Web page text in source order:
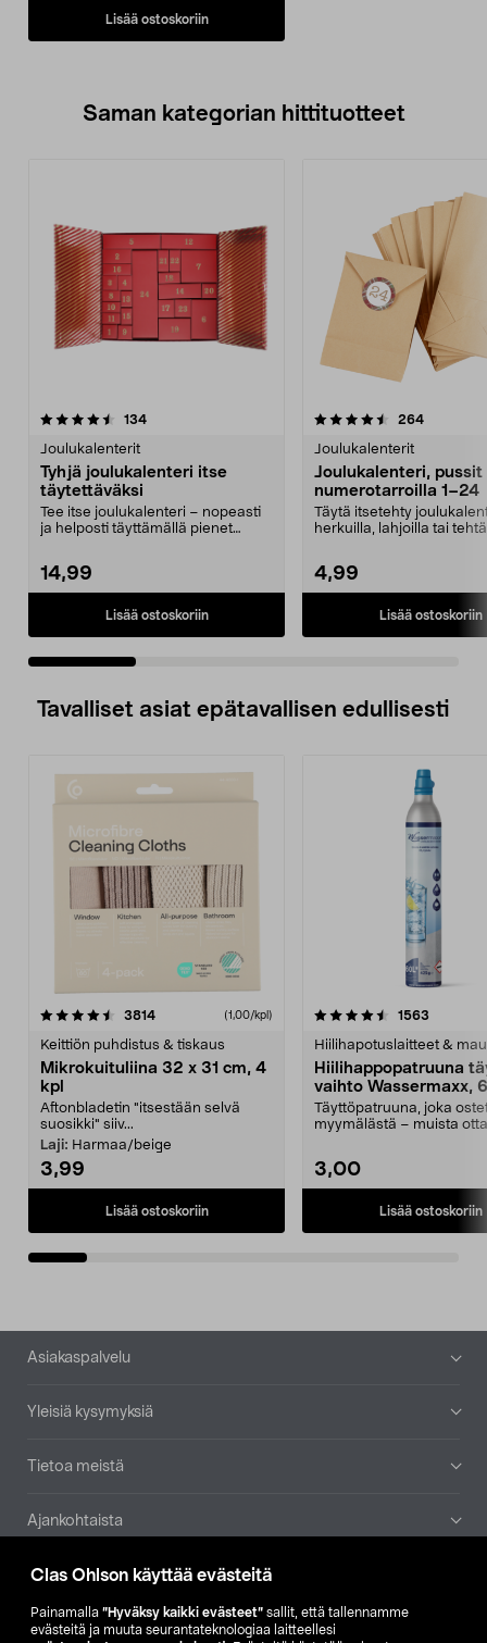
Clas Ohlson käyttää evästeitä
Painamalla ”Hyväksy kaikki evästeet” sallit, että tallennamme
evästeitä ja muuta seurantateknologiaa laitteellesi
Lisää ostoskoriin
Saman kategorian hittituotteet
134arvostelut
Joulukalenterit
Tyhjä joulukalenteri itse
täytettäväksi
Tee itse joulukalenteri – nopeasti
ja helposti täyttämällä pienet
14,99
Lisää ostoskoriin
4.5 viidestä
264arvostelut
Joulukalenterit
Joulukalenteri, pussit
numerotarroilla 1–24
Täytä itsetehty
herkuilla, lahjoilla tai
4,99
Lisää ostoskoriin
4.5 viidestä
Tavalliset asiat epätavallisen edullisesti
3814arvostelut (1,00/kpl)
Keittiön puhdistus & tiskaus
Mikrokuituliina 32 x 31 cm, 4
kpl
Aftonbladetin "itsestään selvä
suosikki" siiv...
Laji: Harmaa/beige
3,99
Lisää ostoskoriin
4.5viidestä
1563
Hiilihapotuslaitteet &
Hiilihappopatruuna
vaihto Wassermaxx,
Täyttöpatruuna, joka
myymälästä – muista
3,00
Lisää ostoskoriin
4.5viidestä
Alatunniste
Asiakaspalvelu
Yleisiä kysymyksiä
Tietoa meistä
Ajankohtaista
Muut yrityksemme
Etsi myymälä